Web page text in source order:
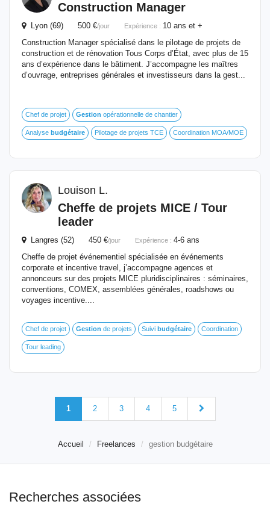
Construction Manager
Lyon (69) 500 €/jour Expérience : 10 ans et +
Construction Manager spécialisé dans le pilotage de projets de
construction et de rénovation Tous Corps d’État, avec plus de 15
ans d’expérience dans le bâtiment. J’accompagne les maîtres
d’ouvrage, entreprises générales et investisseurs dans la gest...
Chef de projet Gestion opérationnelle de chantier
Analyse budgétaire Pilotage de projets TCE Coordination MOA/MOE
Louison L.
Cheffe de projets MICE / Tour
leader
Langres (52) 450 €/jour Expérience : 4-6 ans
Cheffe de projet événementiel spécialisée en événements
corporate et incentive travel, j’accompagne agences et
annonceurs sur des projets MICE pluridisciplinaires : séminaires,
conventions, COMEX, assemblées générales, roadshows ou
voyages incentive....
Chef de projet Gestion de projets Suivi budgétaire Coordination
Tour leading
1 2 3 4 5
Accueil Freelances gestion budgétaire
Recherches associées